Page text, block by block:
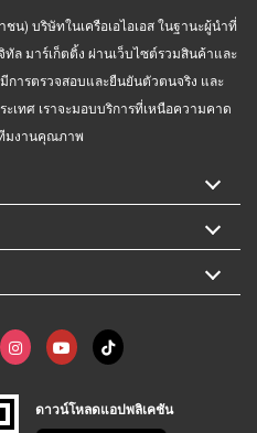
น) บริษัทในเครือเอไอเอส ในฐานะผู้นำที่
มาร์เก็ตติ้ง ผ่านเว็บไซต์รวมสินค้าและ
การตรวจสอบและยืนยันตัวตนจริง และ
ทศ เราจะมอบบริการที่เหนือความคาด
มงานคุณภาพ
ดาวน์โหลดแอปพลิเคชัน